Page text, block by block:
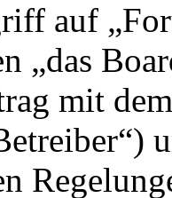
auf
„das
mit